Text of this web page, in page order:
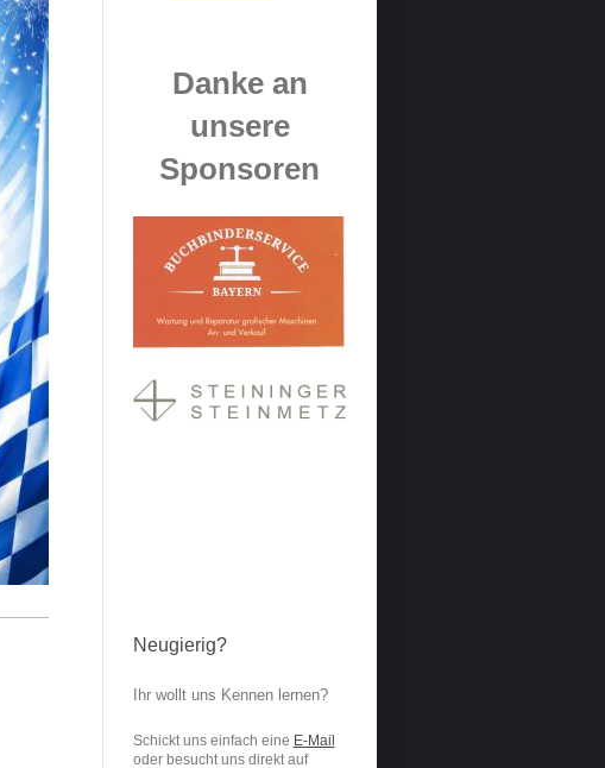
Danke an
unsere
Sponsoren
Neugierig?
Ihr wollt uns Kennen lernen?
Schickt uns einfach eine E-Mail
oder besucht uns direkt auf